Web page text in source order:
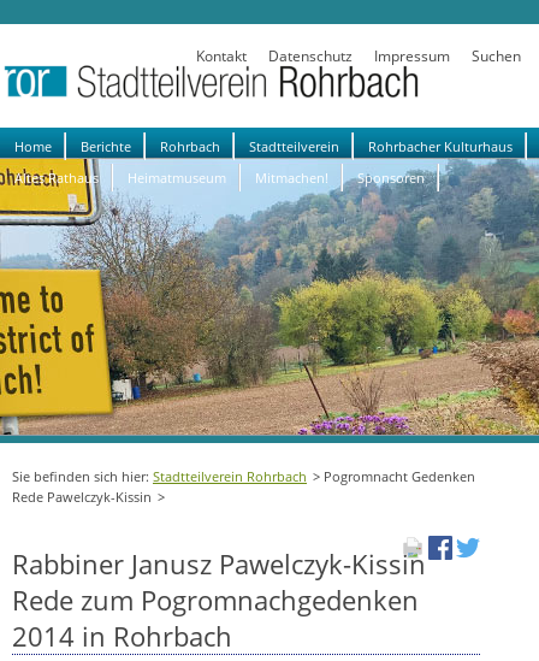
Kontakt Datenschutz Impressum Suchen
Navigation
überspringen
Home Berichte Rohrbach Stadtteilverein
Rohrbacher Kulturhaus
Altes Rathaus
Heimatmuseum Mitmachen! Sponsoren
Stadtteilverein Rohrbach
Pogromnacht Gedenken
Rede Pawelczyk-Kissin
Rabbiner Janusz Pawelczyk-Kissin
Rede zum Pogromnachgedenken
2014 in Rohrbach